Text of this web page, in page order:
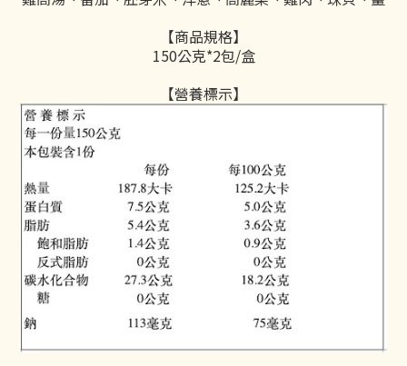
【商品規格】
150公克*2包/盒
【營養標示】